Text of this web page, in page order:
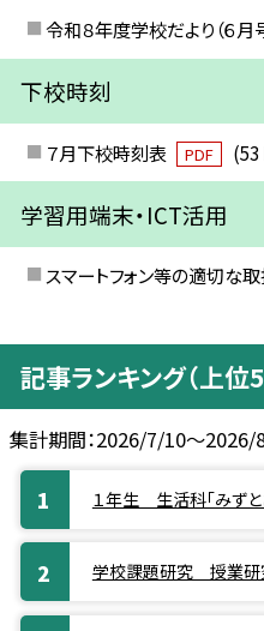
令和８年度学校だより（６月
下校時刻
７月下校時刻表 PDF (53
学習用端末・ICT活用
スマートフォン等の適切な
記事ランキング（上位5
集計期間：2026/7/10～2026/
１年生 生活科「みずと
学校課題研究 授業研